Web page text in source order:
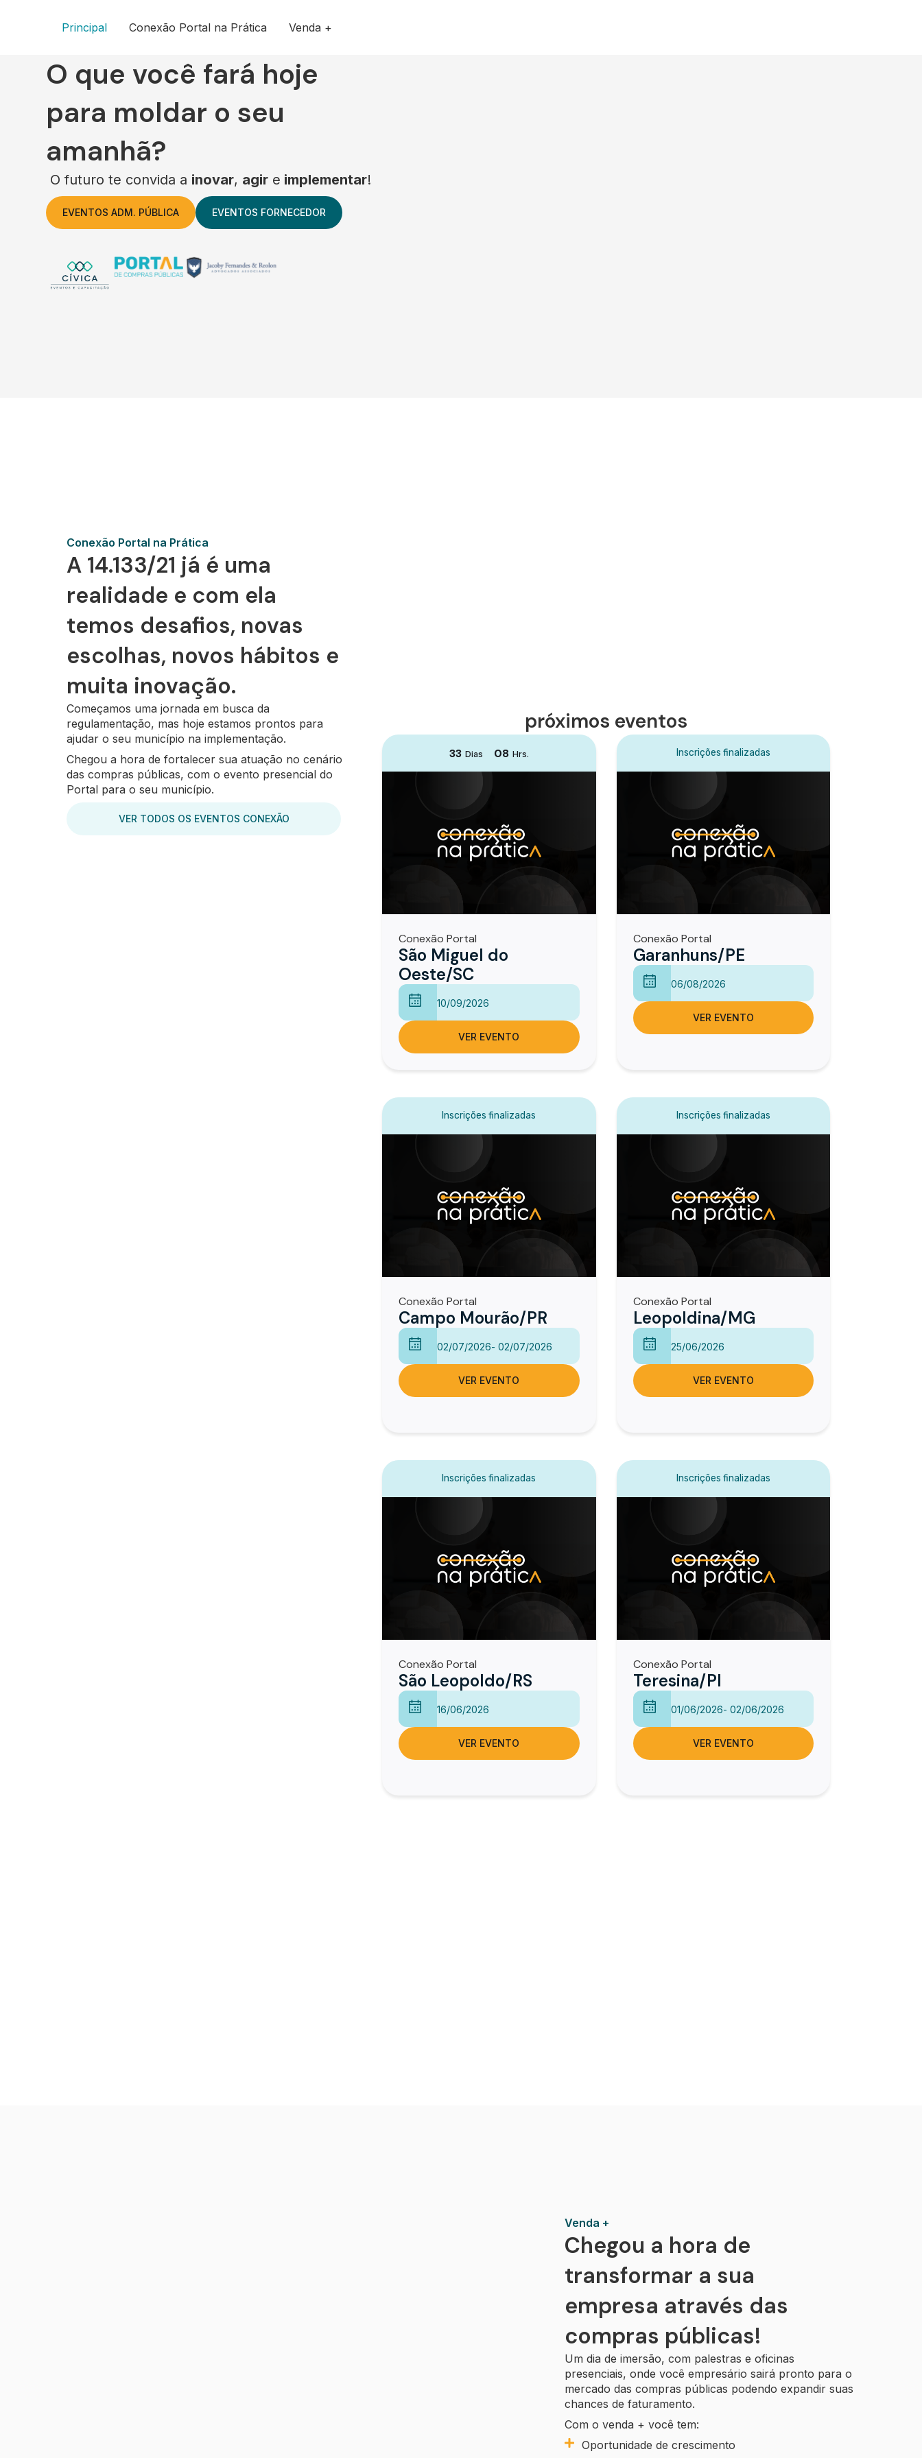
Principal Conexão Portal na Prática Venda +
O que você fará hoje
para moldar o seu
amanhã?
O futuro te convida a inovar, agir e implementar!
EVENTOS ADM. PÚBLICA EVENTOS FORNECEDOR
Conexão Portal na Prática
A 14.133/21 já é uma
realidade e com ela
temos desafios, novas
escolhas, novos hábitos e
muita inovação.
Começamos uma jornada em busca da
regulamentação, mas hoje estamos prontos para
ajudar o seu município na implementação.
Chegou a hora de fortalecer sua atuação no cenário
das compras públicas, com o evento presencial do
Portal para o seu município.
VER TODOS OS EVENTOS CONEXÃO
próximos eventos
33 Dias 08 Hrs.
Conexão Portal
São Miguel do
Oeste/SC
10/09/2026
VER EVENTO
Inscrições finalizadas
Conexão Portal
Garanhuns/PE
06/08/2026
VER EVENTO
Inscrições finalizadas
Conexão Portal
Campo Mourão/PR
02/07/2026- 02/07/2026
VER EVENTO
Inscrições finalizadas
Conexão Portal
Leopoldina/MG
25/06/2026
VER EVENTO
Inscrições finalizadas
Conexão Portal
São Leopoldo/RS
16/06/2026
VER EVENTO
Inscrições finalizadas
Conexão Portal
Teresina/PI
01/06/2026- 02/06/2026
VER EVENTO
Venda +
Chegou a hora de
transformar a sua
empresa através das
compras públicas!
Um dia de imersão, com palestras e oficinas
presenciais, onde você empresário sairá pronto para o
mercado das compras públicas podendo expandir suas
chances de faturamento.
Com o venda + você tem:
Oportunidade de crescimento